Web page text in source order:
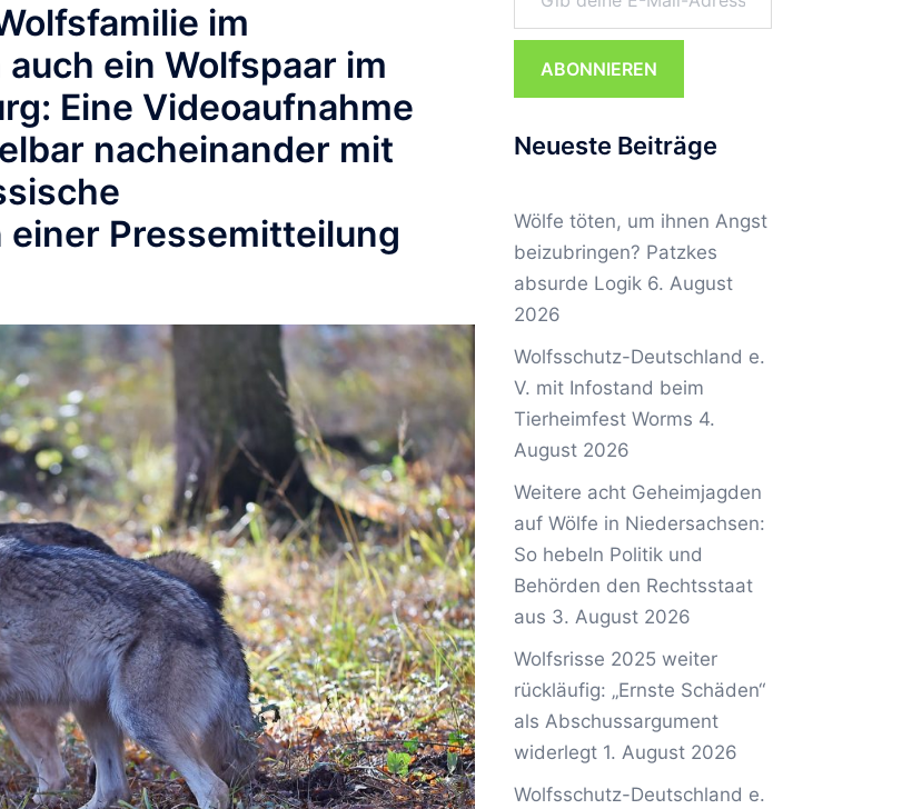
im
ein Wolfspaar im
Eine Videoaufnahme
nacheinander mit
Pressemitteilung
ABONNIEREN
Neueste Beiträge
Wölfe töten, um ihnen Angst
beizubringen? Patzkes
absurde Logik 6. August
2026
Wolfsschutz-Deutschland e.
V. mit Infostand beim
Tierheimfest Worms 4.
August 2026
Weitere acht Geheimjagden
auf Wölfe in Niedersachsen:
So hebeln Politik und
Behörden den Rechtsstaat
aus 3. August 2026
Wolfsrisse 2025 weiter
rückläufig: „Ernste Schäden“
als Abschussargument
widerlegt 1. August 2026
Wolfsschutz-Deutschland e.